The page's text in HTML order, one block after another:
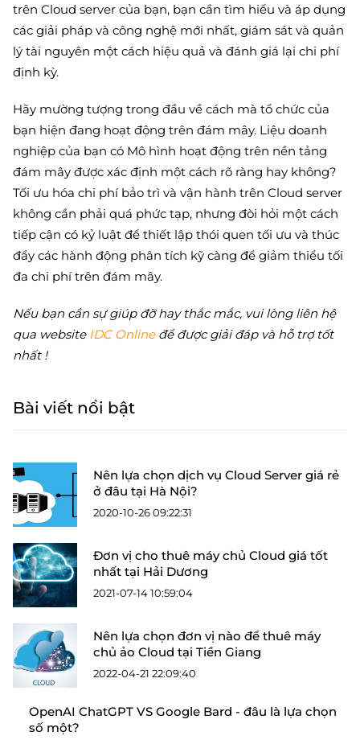
trên Cloud server của bạn, bạn cần tìm hiểu và áp dụng
các giải pháp và công nghệ mới nhất, giám sát và quản
lý tài nguyên một cách hiệu quả và đánh giá lại chi phí
định kỳ.
Hãy mường tượng trong đầu về cách mà tổ chức của
bạn hiện đang hoạt động trên đám mây. Liệu doanh
nghiệp của bạn có Mô hình hoạt động trên nền tảng
đám mây được xác định một cách rõ ràng hay không?
Tối ưu hóa chi phí bảo trì và vận hành trên Cloud server
không cần phải quá phức tạp, nhưng đòi hỏi một cách
tiếp cận có kỷ luật để thiết lập thói quen tối ưu và thúc
đẩy các hành động phân tích kỹ càng để giảm thiểu tối
đa chi phí trên đám mây.
Nếu bạn cần sự giúp đỡ hay thắc mắc, vui lòng liên hệ
qua website IDC Online để được giải đáp và hỗ trợ tốt
nhất !
Bài viết nổi bật
Nên lựa chọn dịch vụ Cloud Server giá rẻ
ở đâu tại Hà Nội?
2020-10-26 09:22:31
Đơn vị cho thuê máy chủ Cloud giá tốt
nhất tại Hải Dương
2021-07-14 10:59:04
Nên lựa chọn đơn vị nào để thuê máy
chủ ảo Cloud tại Tiền Giang
2022-04-21 22:09:40
OpenAI ChatGPT VS Google Bard - đâu là lựa chọn
số một?